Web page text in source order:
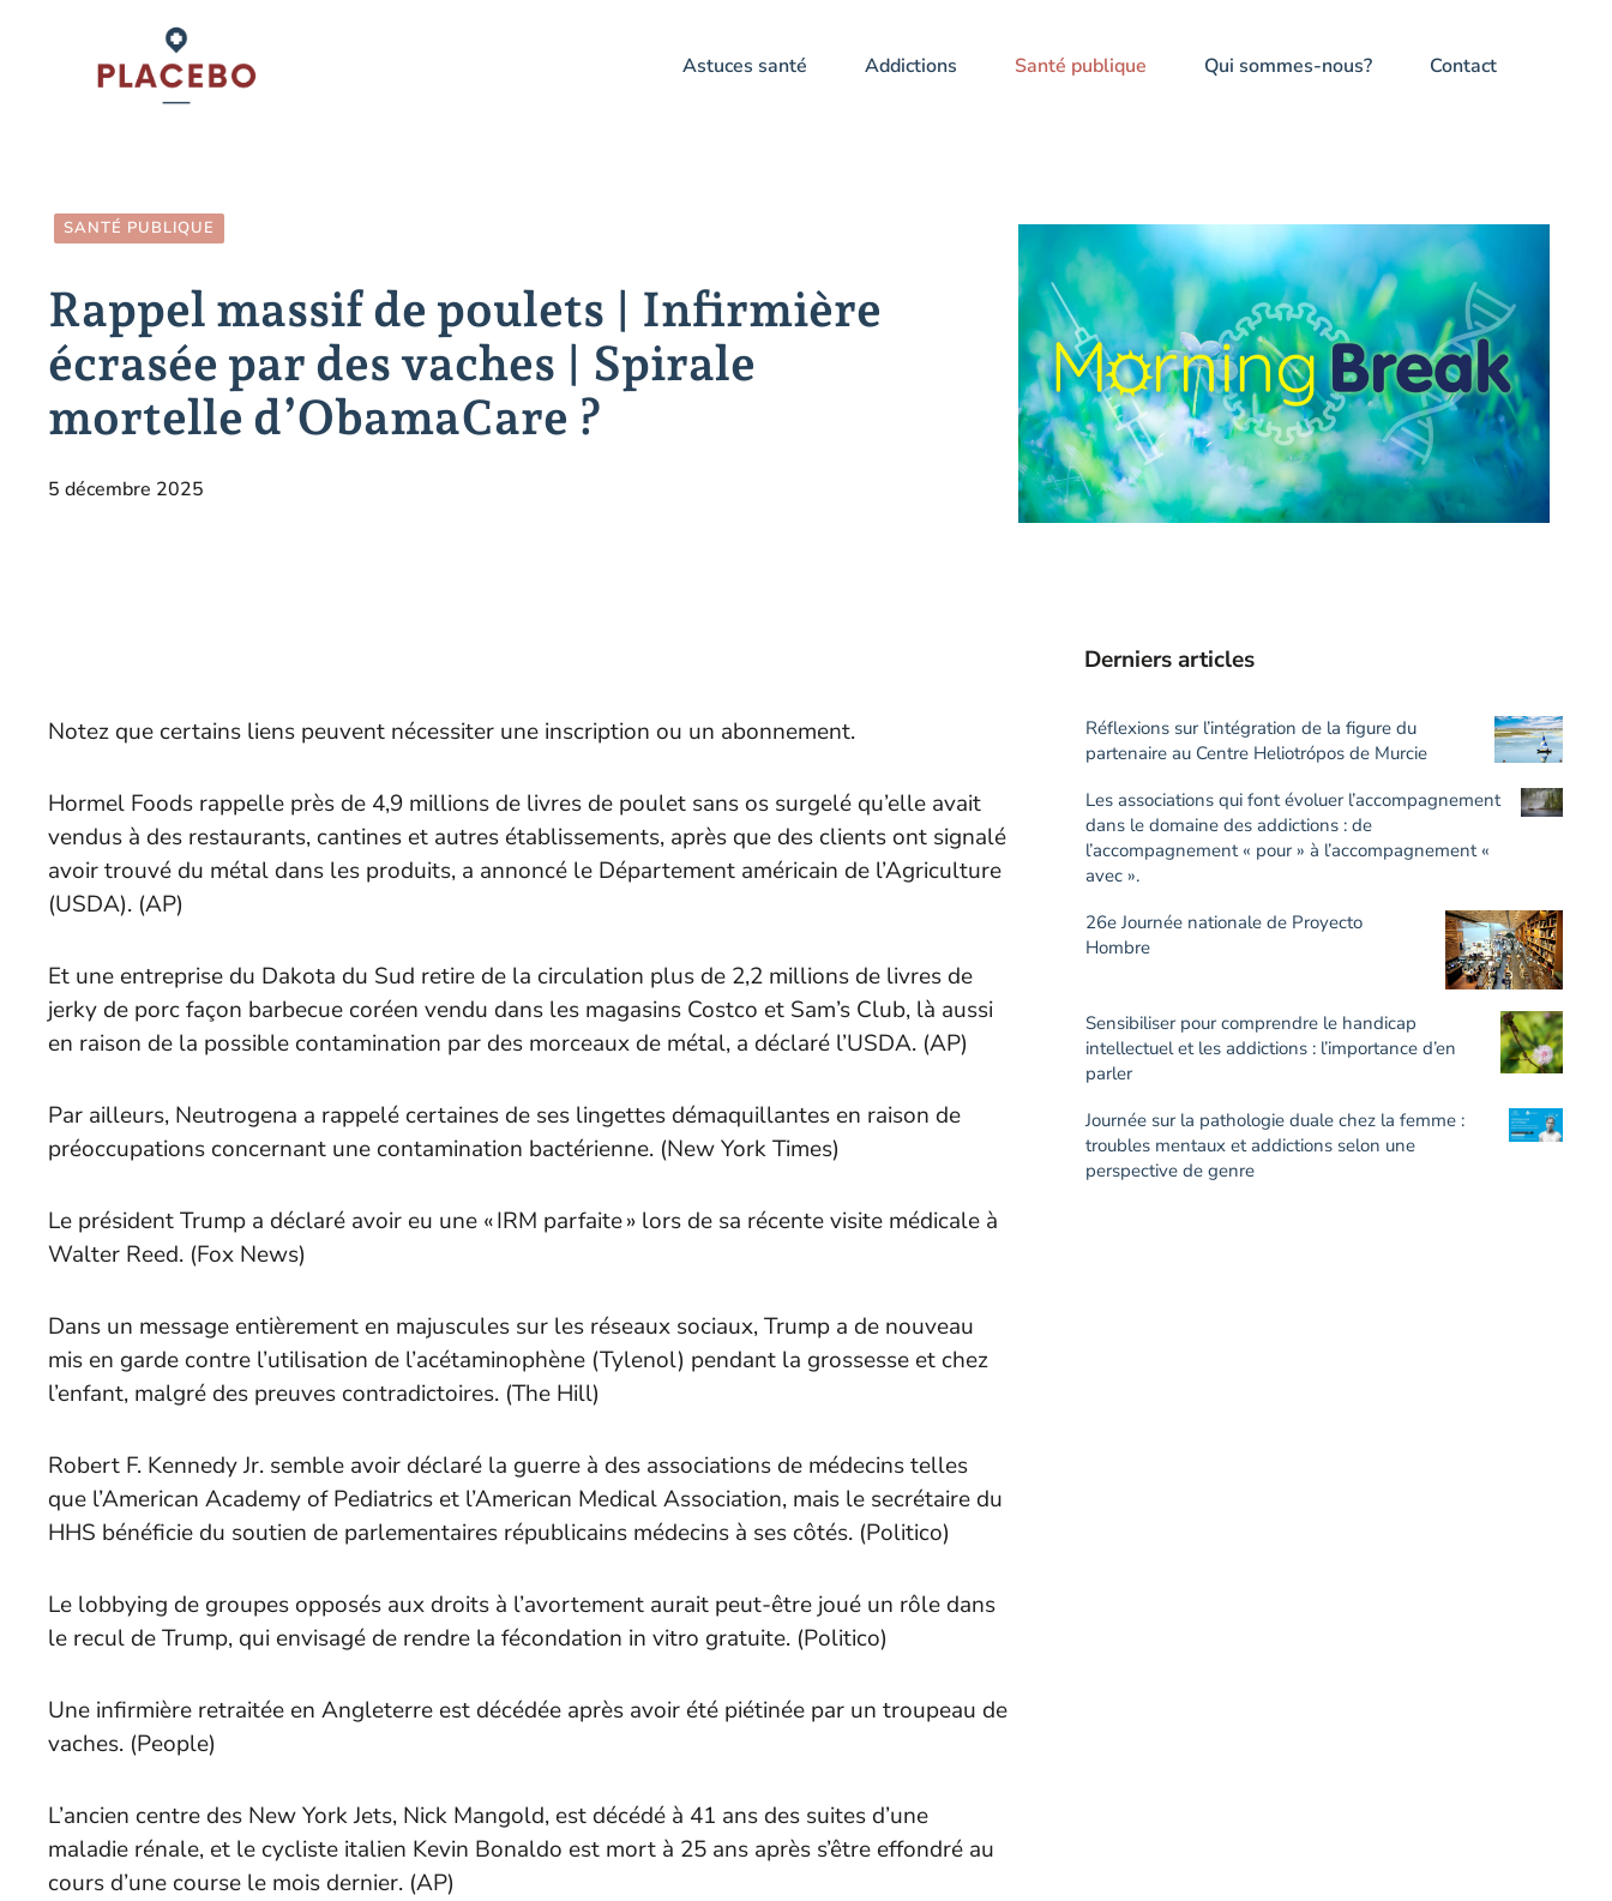
Astuces santé Addictions Santé publique Qui sommes-nous? Contact
SANTÉ PUBLIQUE
Rappel massif de poulets | Infirmière
écrasée par des vaches | Spirale
mortelle d’ObamaCare ?
5 décembre 2025
Notez que certains liens peuvent nécessiter une inscription ou un abonnement.
Hormel Foods rappelle près de 4,9 millions de livres de poulet sans os surgelé qu’elle avait
vendus à des restaurants, cantines et autres établissements, après que des clients ont signalé
avoir trouvé du métal dans les produits, a annoncé le Département américain de l’Agriculture
(USDA). (AP)
Et une entreprise du Dakota du Sud retire de la circulation plus de 2,2 millions de livres de
jerky de porc façon barbecue coréen vendu dans les magasins Costco et Sam’s Club, là aussi
en raison de la possible contamination par des morceaux de métal, a déclaré l’USDA. (AP)
Par ailleurs, Neutrogena a rappelé certaines de ses lingettes démaquillantes en raison de
préoccupations concernant une contamination bactérienne. (New York Times)
Le président Trump a déclaré avoir eu une « IRM parfaite » lors de sa récente visite médicale à
Walter Reed. (Fox News)
Dans un message entièrement en majuscules sur les réseaux sociaux, Trump a de nouveau
mis en garde contre l’utilisation de l’acétaminophène (Tylenol) pendant la grossesse et chez
l’enfant, malgré des preuves contradictoires. (The Hill)
Robert F. Kennedy Jr. semble avoir déclaré la guerre à des associations de médecins telles
que l’American Academy of Pediatrics et l’American Medical Association, mais le secrétaire du
HHS bénéficie du soutien de parlementaires républicains médecins à ses côtés. (Politico)
Le lobbying de groupes opposés aux droits à l’avortement aurait peut-être joué un rôle dans
le recul de Trump, qui envisagé de rendre la fécondation in vitro gratuite. (Politico)
Une infirmière retraitée en Angleterre est décédée après avoir été piétinée par un troupeau de
vaches. (People)
L’ancien centre des New York Jets, Nick Mangold, est décédé à 41 ans des suites d’une
maladie rénale, et le cycliste italien Kevin Bonaldo est mort à 25 ans après s’être effondré au
cours d’une course le mois dernier. (AP)
Derniers articles
Réflexions sur l’intégration de la figure du
partenaire au Centre Heliotrópos de Murcie
Les associations qui font évoluer l’accompagnement
dans le domaine des addictions : de
l’accompagnement « pour » à l’accompagnement «
avec ».
26e Journée nationale de Proyecto
Hombre
Sensibiliser pour comprendre le handicap
intellectuel et les addictions : l’importance d’en
parler
Journée sur la pathologie duale chez la femme :
troubles mentaux et addictions selon une
perspective de genre